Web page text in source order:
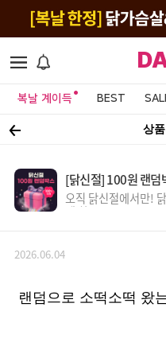
복날 계이득 BEST
상
[닭신절] 100원 랜덤
오직 닭신절에서만!
템 찬스!
2026.06.04
랜덤으로 소떡소떡 왔